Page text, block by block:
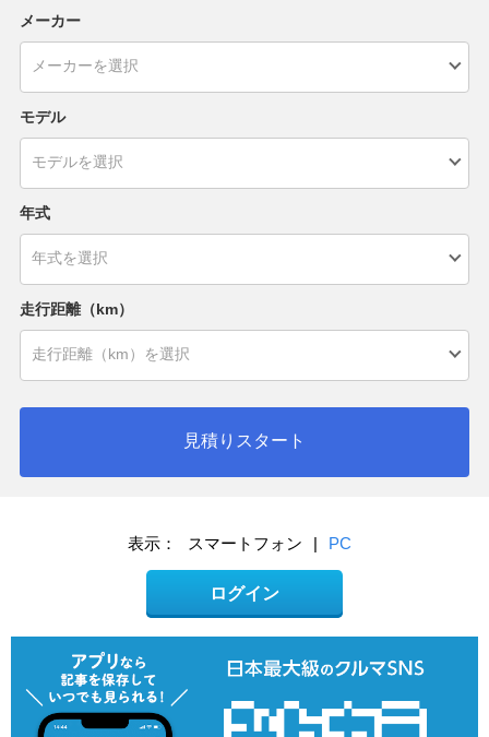
メーカー
モデル
年式
走行距離（km）
見積りスタート
表示： スマートフォン | PC
ログイン